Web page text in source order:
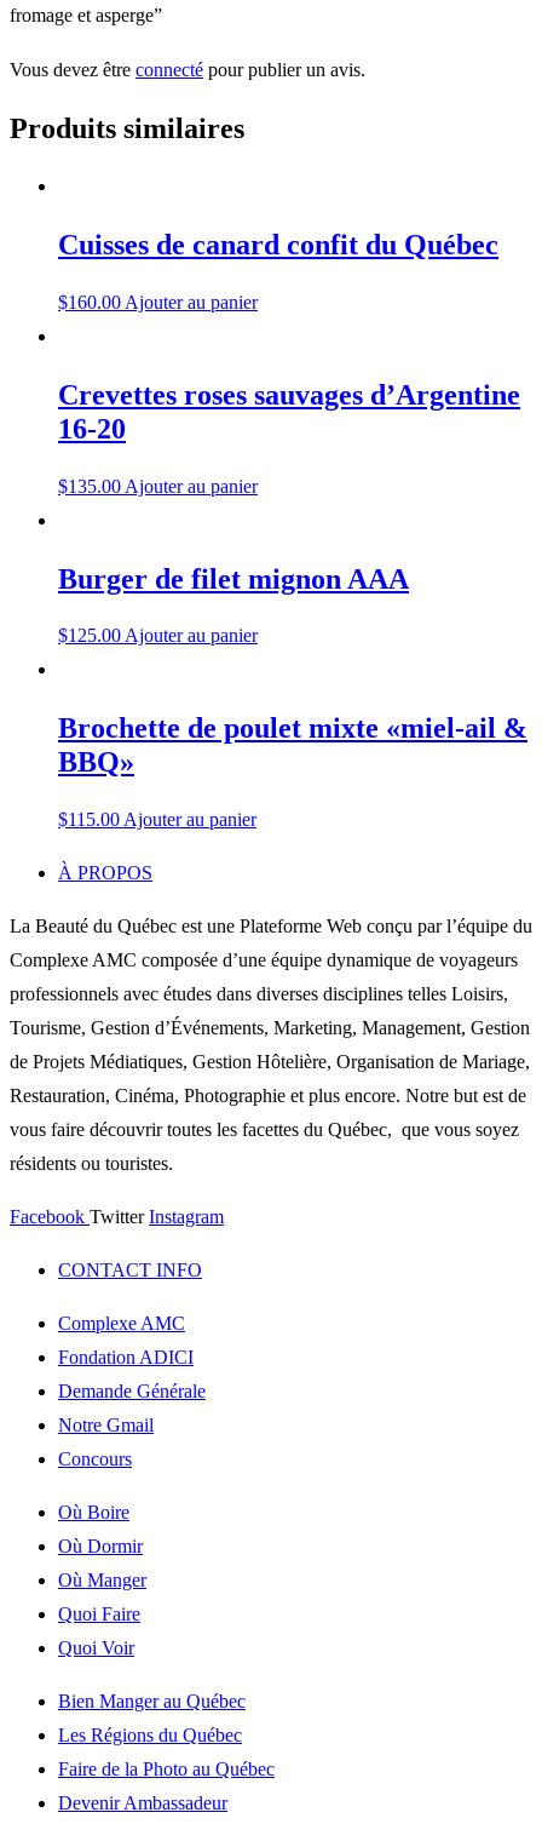
fromage et asperge”
Vous devez être connecté pour publier un avis.
Produits similaires
Cuisses de canard confit du Québec
$160.00 Ajouter au panier
Crevettes roses sauvages d’Argentine
16-20
$135.00 Ajouter au panier
Burger de filet mignon AAA
$125.00Ajouter au panier
Brochette de poulet mixte «miel-ail &
BBQ»
$115.00 Ajouter au panier
À PROPOS
La Beauté du Québec est une Plateforme Web conçu par l’équipe du
Complexe AMC composée d’une équipe dynamique de voyageurs
professionnels avec études dans diverses disciplines telles Loisirs,
Tourisme, Gestion d’Événements, Marketing, Management, Gestion
de Projets Médiatiques, Gestion Hôtelière, Organisation de Mariage,
Restauration, Cinéma, Photographie et plus encore. Notre but est de
vous faire découvrir toutes les facettes du Québec, que vous soyez
résidents ou touristes.
Facebook Twitter Instagram
CONTACT INFO
Complexe AMC
Fondation ADICI
Demande Générale
Notre Gmail
Concours
Où Boire
Où Dormir
Où Manger
Quoi Faire
Quoi Voir
Bien Manger au Québec
Les Régions du Québec
Faire de la Photo au Québec
Devenir Ambassadeur